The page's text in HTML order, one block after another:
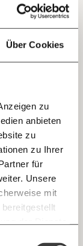
Über Cookies
zu
anbieten
zu
zu Ihrer
für
Unsere
mit
Was